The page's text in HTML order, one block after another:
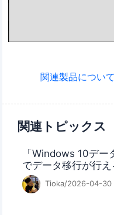
関連製品につい
関連トピックス
「Windows 10デ
でデータ移行が行
Tioka/2026-04-30